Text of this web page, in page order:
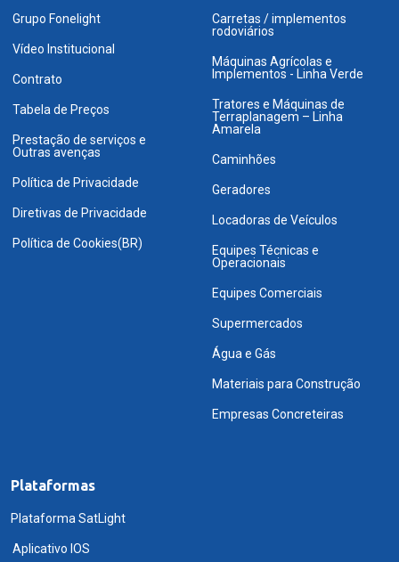
Grupo Fonelight
Vídeo Institucional
Contrato
Tabela de Preços
Prestação de serviços e
Outras avenças
Política de Privacidade
Diretivas de Privacidade
Política de Cookies(BR)
Carretas / implementos
rodoviários
Máquinas Agrícolas e
Implementos - Linha Verde
Tratores e Máquinas de
Terraplanagem – Linha
Amarela
Caminhões
Geradores
Locadoras de Veículos
Equipes Técnicas e
Operacionais
Equipes Comerciais
Supermercados
Água e Gás
Materiais para Construção
Empresas Concreteiras
Plataformas
Plataforma SatLight
Aplicativo IOS